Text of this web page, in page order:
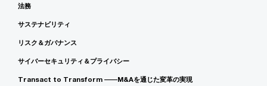
法務
サステナビリティ
リスク＆ガバナンス
サイバーセキュリティ＆プライバシー
Transact to Transform ――M&Aを通じた変革の実現